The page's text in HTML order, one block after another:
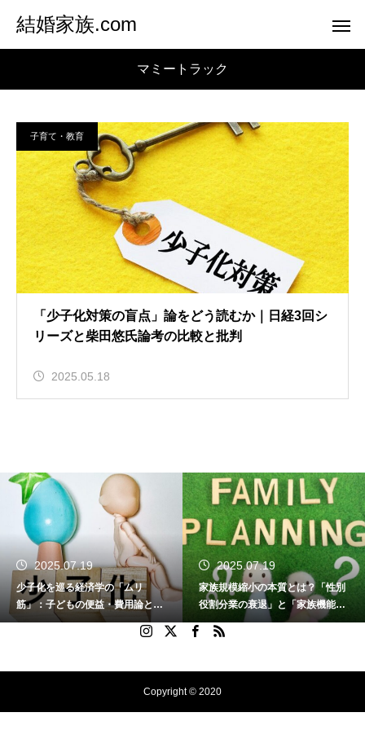
結婚家族.com
マミートラック
子育て・教育
「少子化対策の盲点」論をどう読むか｜日経3回シ
リーズと柴田悠氏論考の比較と批判
2025.05.18
2025.07.19
少子化を巡る経済学の「ムリ
筋」：子どもの便益・費用論と家
族の変容を問う
2025.07.19
家族規模縮小の本質とは？「性別
役割分業の衰退」と「家族機能の
外部化」論への異議
Copyright © 2020